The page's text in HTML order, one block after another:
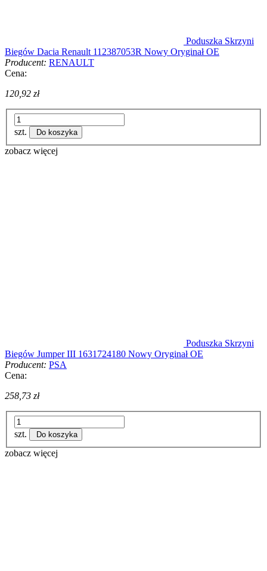
Poduszka Skrzyni
Biegów Dacia Renault 112387053R Nowy Oryginał OE
Producent: RENAULT
Cena:
120,92 zł
szt. Do koszyka
zobacz więcej
Poduszka Skrzyni
Biegów Jumper III 1631724180 Nowy Oryginał OE
Producent: PSA
Cena:
258,73 zł
szt. Do koszyka
zobacz więcej